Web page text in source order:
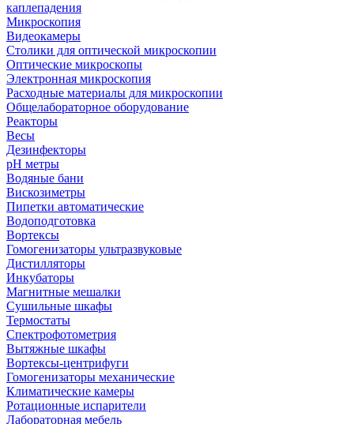
каплепадения
Микроскопия
Видеокамеры
Столики для оптической микроскопии
Оптические микроскопы
Электронная микроскопия
Расходные материалы для микроскопии
Общелабораторное оборудование
Реакторы
Весы
Дезинфекторы
рН метры
Водяные бани
Вискозиметры
Пипетки автоматические
Водоподготовка
Вортексы
Гомогенизаторы ультразвуковые
Дистилляторы
Инкубаторы
Магнитные мешалки
Сушильные шкафы
Термостаты
Спектрофотометрия
Вытяжные шкафы
Вортексы-центрифуги
Гомогенизаторы механические
Климатические камеры
Ротационные испарители
Лабораторная мебель